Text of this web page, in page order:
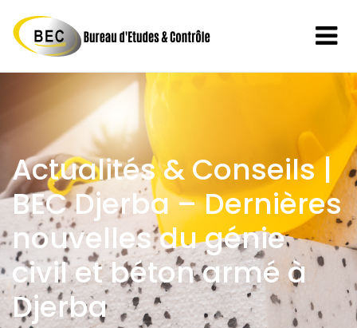
Actualités & Conseils |
BEC Djerba – Dernières
nouvelles du génie
civil et béton armé à
Djerba